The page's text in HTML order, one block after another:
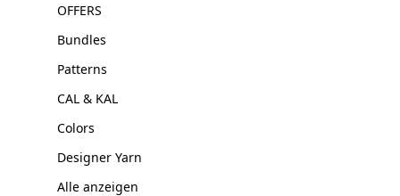
OFFERS
Bundles
Patterns
CAL & KAL
Colors
Designer Yarn
Alle anzeigen